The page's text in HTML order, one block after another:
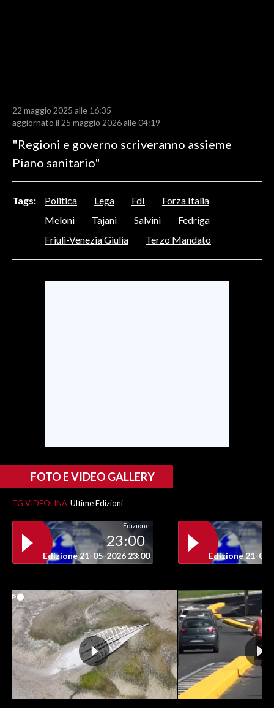
RISULTATI E CLASSIFICHE
CALCIO REGIONALE
BASKET
MOTORI
ALTRI SPORT
#CARAUNIONE
INSULARITÀ
ABBONATI
ANNUNCI
NECROLOGI
PUBBLICITÀ
SPIAGGE
STORE
22 maggio 2025 alle 16:35
aggiornato il 25 maggio 2026 alle 04:19
"Regioni e governo scriveranno assieme
Piano sanitario"
Tags: Politica Lega FdI
Forza Italia
Meloni
Tajani Salvini
Fedriga
Friuli-Venezia Giulia
Terzo Mandato
FOTO E VIDEO GALLERY
TG VIDEOLINA Ultime Edizioni
Edizione
23:00
Edizione 21-05-2026 23:00 Edizione 21-05-